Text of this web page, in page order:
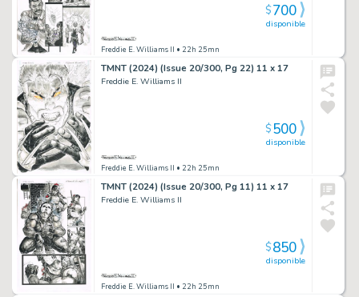
Freddie E. Williams II • 22h 25mn
disponible
$700
TMNT (2024) (Issue 20/300, Pg 22) 11 x 17
Freddie E. Williams II
Freddie E. Williams II • 22h 25mn
disponible
$500
TMNT (2024) (Issue 20/300, Pg 11) 11 x 17
Freddie E. Williams II
Freddie E. Williams II • 22h 25mn
disponible
$850